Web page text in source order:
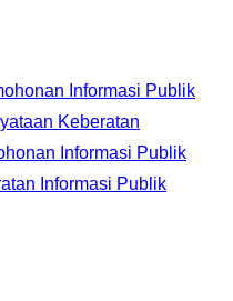
Informasi Publik
Keberatan
Informasi Publik
Informasi Publik